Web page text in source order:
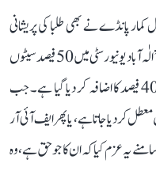
کمار پانڈے نے بھی طلبا کی پریشانی
ہزاروں طلبا کے سامنے رکھی۔ انھوں نے کہا کہ ’’الٰہ آباد یونیورسٹی میں 50 فیصد سیٹوں
کی تخفیف کی گئی ہے اور فیس میں اچانک سے 400 فیصد کا اضافہ کر دیا گیا ہے۔ جب
کر دیا جاتا ہے، یا پھر ایف آئی آر
یہ عزم کیا کہ ان کا جو حق ہے، وہ